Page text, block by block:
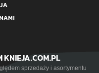
KNIEJA.COM.PL
sprzedaży i asortymentu